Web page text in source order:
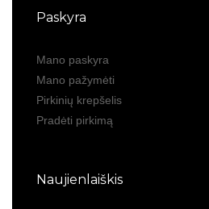
Paskyra
Mano paskyra
Mano pažymėti
Pirkinių krepšelis
Pradėti pirkimą
Naujienlaiškis